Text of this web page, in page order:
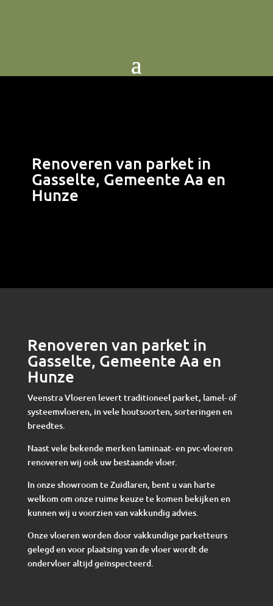
Renoveren van parket in
Gasselte, Gemeente Aa en
Hunze
Renoveren van parket in
Gasselte, Gemeente Aa en
Hunze
Veenstra Vloeren levert traditioneel parket, lamel- of
systeemvloeren, in vele houtsoorten, sorteringen en
breedtes.
Naast vele bekende merken laminaat- en pvc-vloeren
renoveren wij ook uw bestaande vloer.
In onze showroom te Zuidlaren, bent u van harte
welkom om onze ruime keuze te komen bekijken en
kunnen wij u voorzien van vakkundig advies.
Onze vloeren worden door vakkundige parketteurs
gelegd en voor plaatsing van de vloer wordt de
ondervloer altijd geïnspecteerd.